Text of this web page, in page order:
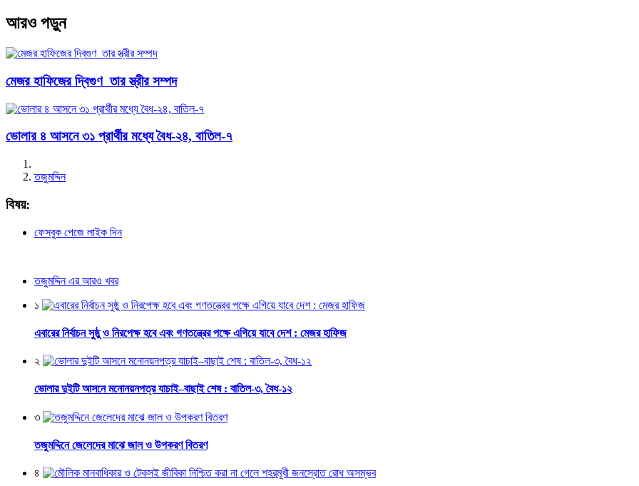
আরও পড়ুন
মেজর হাফিজের দ্বিগুণ তার স্ত্রীর সম্পদ
ভোলার ৪ আসনে ৩১ প্রার্থীর মধ্যে বৈধ-২৪, বাতিল-৭
তজুমদ্দিন
বিষয়:
ফেসবুক পেজে লাইক দিন
তজুমদ্দিন এর আরও খবর
১
এবারের নির্বাচন সুষ্ঠু ও নিরপেক্ষ হবে এবং গণতন্ত্রের পক্ষে এগিয়ে যাবে দেশ : মেজর হাফিজ
২
ভোলার দুইটি আসনে মনোনয়নপত্র যাচাই–বাছাই শেষ : বাতিল-৩, বৈধ-১২
৩
তজুমদ্দিনে জেলেদের মাঝে জাল ও উপকরণ বিতরণ
৪